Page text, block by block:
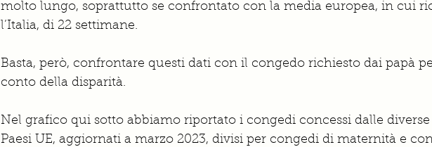
molto lungo, soprattutto se confrontato con la media europea, in cui
l’Italia, di 22 settimane.
Basta, però, confrontare questi dati con il congedo richiesto dai papà
conto della disparità.
Nel grafico qui sotto abbiamo riportato i congedi concessi dalle
Paesi UE, aggiornati a marzo 2023, divisi per congedi di maternità e